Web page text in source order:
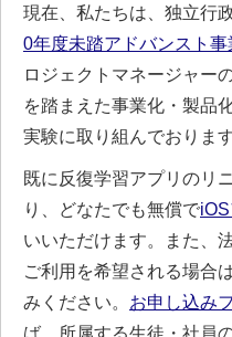
現在、私たちは、独立行
0年度未踏アドバンスト事
ロジェクトマネージャー
を踏まえた事業化・製品
実験に取り組んでおります
既に反復学習アプリのリ
り、どなたでも無償で
いいただけます。また、
ご利用を希望される場合は
みください。 お申し込み
ば、所属する生徒・社員